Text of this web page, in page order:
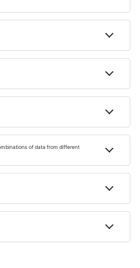
az Ön számára
formáját hírlevelünkkel!